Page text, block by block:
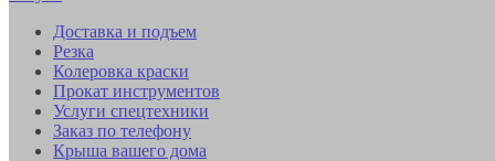
Доставка и подъем
Резка
Колеровка краски
Прокат инструментов
Услуги спецтехники
Заказ по телефону
Крыша вашего дома